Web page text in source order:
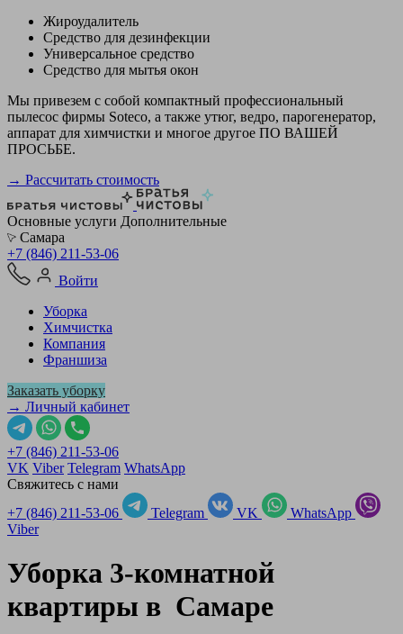
Жироудалитель
Средство для дезинфекции
Универсальное средство
Средство для мытья окон
Мы привезем с собой компактный профессиональный
пылесос фирмы Soteco, а также утюг, ведро, парогенератор,
аппарат для химчистки и многое другое ПО ВАШЕЙ
ПРОСЬБЕ.
→ Рассчитать стоимость
Основные услуги Дополнительные
Самара
+7 (846) 211-53-06
Войти
Уборка
Химчистка
Компания
Франшиза
Заказать уборку
→ Личный кабинет
+7 (846) 211-53-06
VK Viber Telegram WhatsApp
Свяжитесь с нами
+7 (846) 211-53-06
Telegram VK
WhatsApp
Viber
Уборка 3-комнатной
квартиры в Самаре